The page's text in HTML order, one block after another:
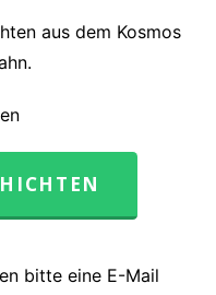
aus dem Kosmos
bitte eine E-Mail